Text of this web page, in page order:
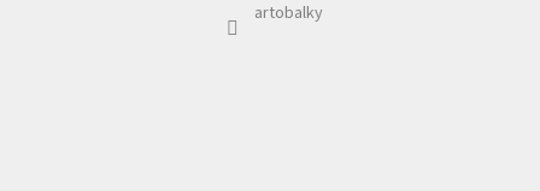
artobalky